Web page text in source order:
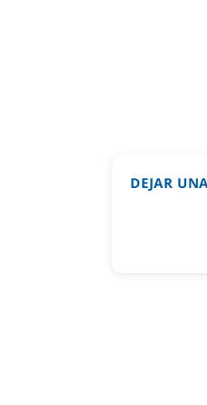
DEJAR
Lo siento,